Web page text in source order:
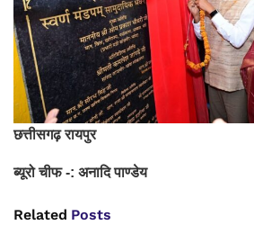
छत्तीसगढ़ ​रायपुर
ब्यूरो चीफ -: अनादि पाण्डेय
Related Posts